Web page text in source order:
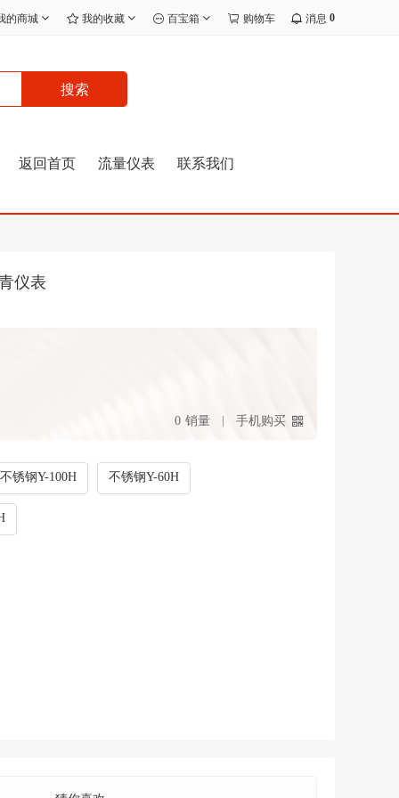
的商城 我的收藏 百宝箱 购物车 消息 0
搜索
返回首页 流量仪表 联系我们
仪表
0 销量 手机购买
不锈钢Y-100H 不锈钢Y-60H